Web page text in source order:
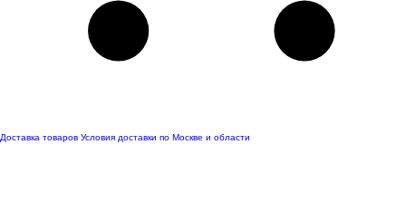
Доставка товаров Условия доставки по Москве и области